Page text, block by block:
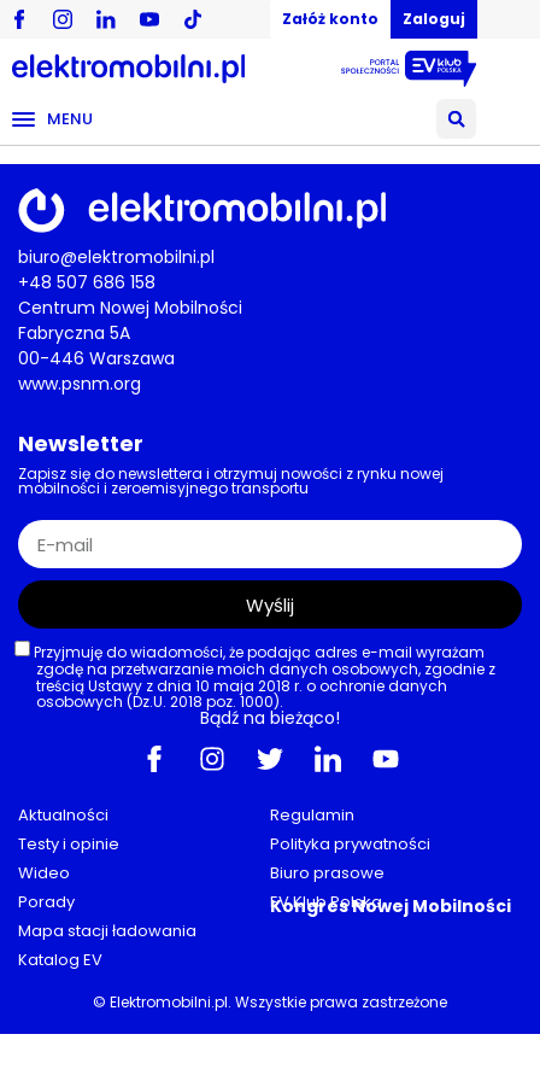
Załóż konto Zaloguj
MENU
biuro@elektromobilni.pl
+48 507 686 158
Centrum Nowej Mobilności
Fabryczna 5A
00-446 Warszawa
www.psnm.org
Aktualności
Testy i opinie
Wideo
Porady
Mapa stacji ładowania
Katalog EV
Regulamin
Polityka prywatności
Biuro prasowe
EV Klub Polska
Kongres Nowej Mobilności
Newsletter
Zapisz się do newslettera i otrzymuj nowości z rynku nowej
mobilności i zeroemisyjnego transportu
Przyjmuję do wiadomości, że podając adres e-mail wyrażam
zgodę na przetwarzanie moich danych osobowych, zgodnie z
treścią Ustawy z dnia 10 maja 2018 r. o ochronie danych
osobowych (Dz.U. 2018 poz. 1000).
Wyślij
Bądź na bieżąco!
© Elektromobilni.pl. Wszystkie prawa zastrzeżone